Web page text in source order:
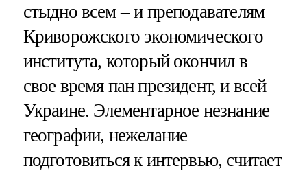
стыдно всем – и преподавателям
Криворожского экономического
института, который окончил в
свое время пан президент, и всей
Украине. Элементарное незнание
географии, нежелание
подготовиться к интервью, считает